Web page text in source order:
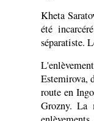
Kheta
été
séparatiste.
Estemirova,
route en
Grozny. La